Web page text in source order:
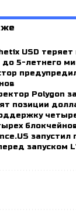
USD теряет
до 5-летнего
Polygon
позиции
запустил
запуском